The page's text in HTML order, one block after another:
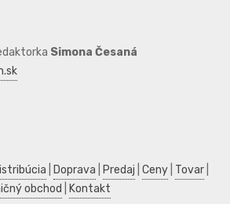
Simona Česaná
Doprava Predaj Ceny Tovar
obchod Kontakt